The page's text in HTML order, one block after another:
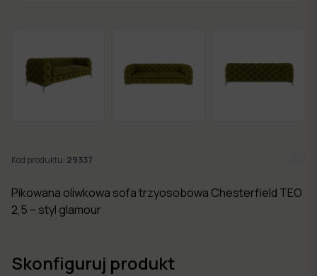
Nowości
Kod produktu: 29337
Pikowana oliwkowa sofa trzyosobowa Chesterfield TEO
2,5 – styl glamour
Skonfiguruj produkt